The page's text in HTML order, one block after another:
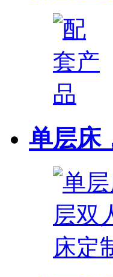
单层床